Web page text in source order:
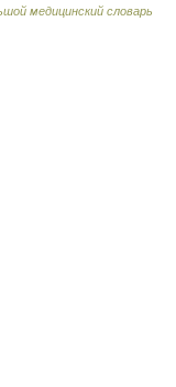
медицинский словарь